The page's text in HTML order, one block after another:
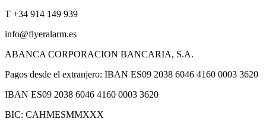
T +34 914 149 939
info@flyeralarm.es
ABANCA CORPORACION BANCARIA, S.A.
Pagos desde el extranjero: IBAN ES09 2038 6046 4160 0003 3620
IBAN ES09 2038 6046 4160 0003 3620
BIC: CAHMESMMXXX